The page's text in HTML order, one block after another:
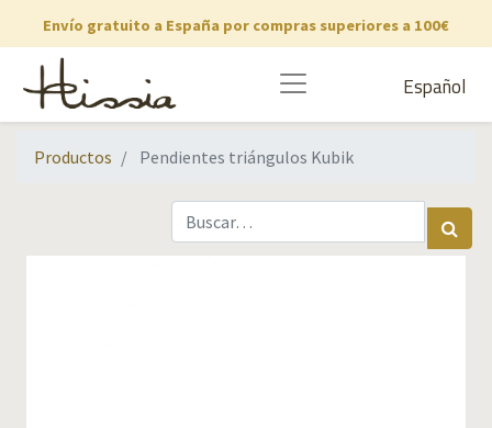
Envío gratuito a España por compras superiores a 100€
Español
Productos Pendientes triángulos Kubik